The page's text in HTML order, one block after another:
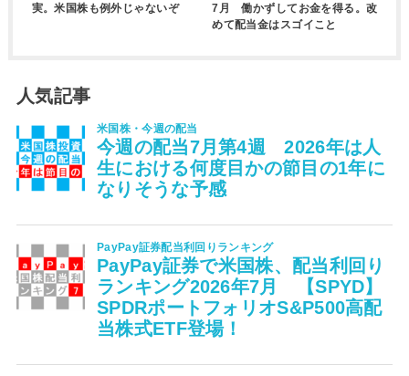
実。米国株も例外じゃないぞ
7月 働かずしてお金を得る。改
めて配当金はスゴイこと
人気記事